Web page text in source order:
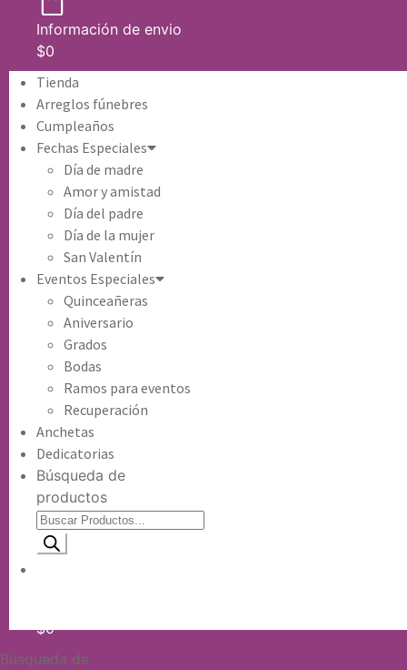
Información de envio
$0
Tienda
Arreglos fúnebres
Cumpleaños
Fechas Especiales
Día de madre
Amor y amistad
Día del padre
Día de la mujer
San Valentín
Eventos Especiales
Quinceañeras
Aniversario
Grados
Bodas
Ramos para eventos
Recuperación
Anchetas
Dedicatorias
Búsqueda de
productos
$0
Búsqueda de